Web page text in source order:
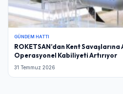
GÜNDEM HATTI
ROKETSAN’dan Kent Savaşlarına
Operasyonel Kabiliyeti Artırıyor
31 Temmuz 2026